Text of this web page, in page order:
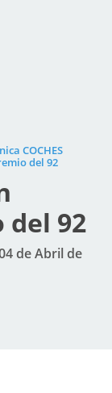
COCHES
del 92
92
de Abril de